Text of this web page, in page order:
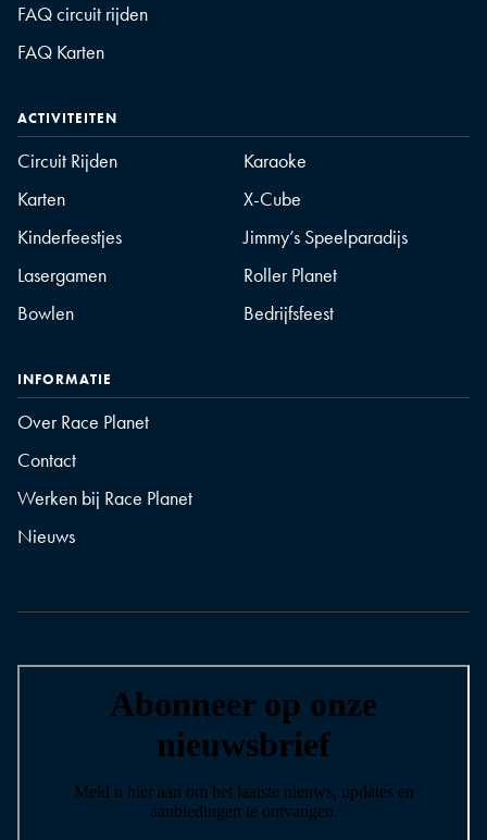
FAQ circuit rijden
FAQ Karten
ACTIVITEITEN
Circuit Rijden
Karaoke
Karten
X-Cube
Kinderfeestjes
Jimmy’s Speelparadijs
Lasergamen
Roller Planet
Bowlen
Bedrijfsfeest
INFORMATIE
Over Race Planet
Contact
Werken bij Race Planet
Nieuws